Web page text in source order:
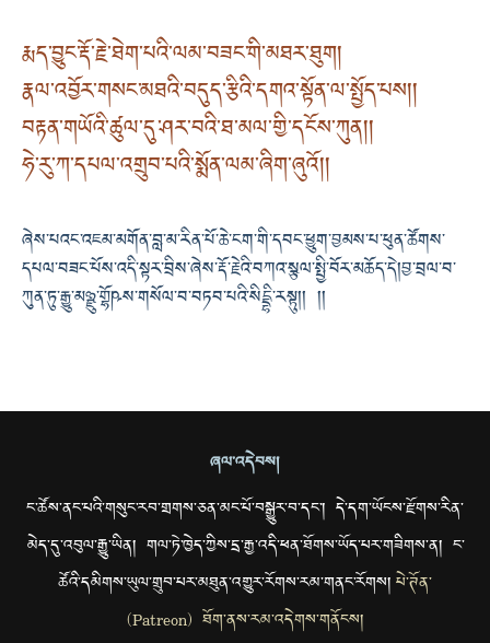
རྨད་བྱུང་རྡོ་རྗེ་ཐེག་པའི་ལམ་བཟང་གི་མཐར་ཐུག །
རྣལ་འབྱོར་གསང་མཐའི་བདུད་རྩིའི་དགའ་སྟོན་ལ་སྤྱོད་པས། །
བརྟན་གཡོའི་ཚུལ་དུ་ཤར་བའི་ཐ་མལ་གྱི་དངོས་ཀུན། །
ཧེ་རུ་ཀ་དཔལ་འགྲུབ་པའི་སྨོན་ལམ་ཞིག་ཞུའོ། །
ཞེས་པའང་འཇམ་མགོན་བླ་མ་རིན་པོ་ཆེ་ངག་གི་དབང་ཕྱུག་བྱམས་པ་ཕུན་ཚོགས་
དཔལ་བཟང་པོས་འདི་སྟར་བྲིས་ཞེས་རྡོ་རྗེའི་བཀའ་སྩལ་སྤྱི་བོར་མཆོད་དེ། བྱ་བྲལ་བ་
ཀུན་ཏུ་རྒྱུ་མཉྫུ་གྷོཥས་གསོལ་བ་བཏབ་པའི་སིདྡྷི་རསྟུ།། །།
ཞལ་འདེབས།
ང་ཚོས་ནང་པའི་གསུང་རབ་གྲགས་ཅན་མང་པོ་བསྒྱུར་བ་དང་། དེ་དག་ཡོངས་རྫོགས་རིན་
མེད་དུ་འབུལ་རྒྱུ་ཡིན། གལ་ཏེ་ཁྱེད་ཀྱིས་དྲ་རྒྱ་འདི་ཕན་ཐོགས་ཡོད་པར་གཟིགས་ན། ང་
ཚོའི་དམིགས་ཡུལ་གྲུབ་པར་མཐུན་འགྱུར་རོགས་རམ་གནང་རོགས།པེ་ཊོན་
(Patreon) ཐོག་ནས་རམ་འདེགས་གནོངས།